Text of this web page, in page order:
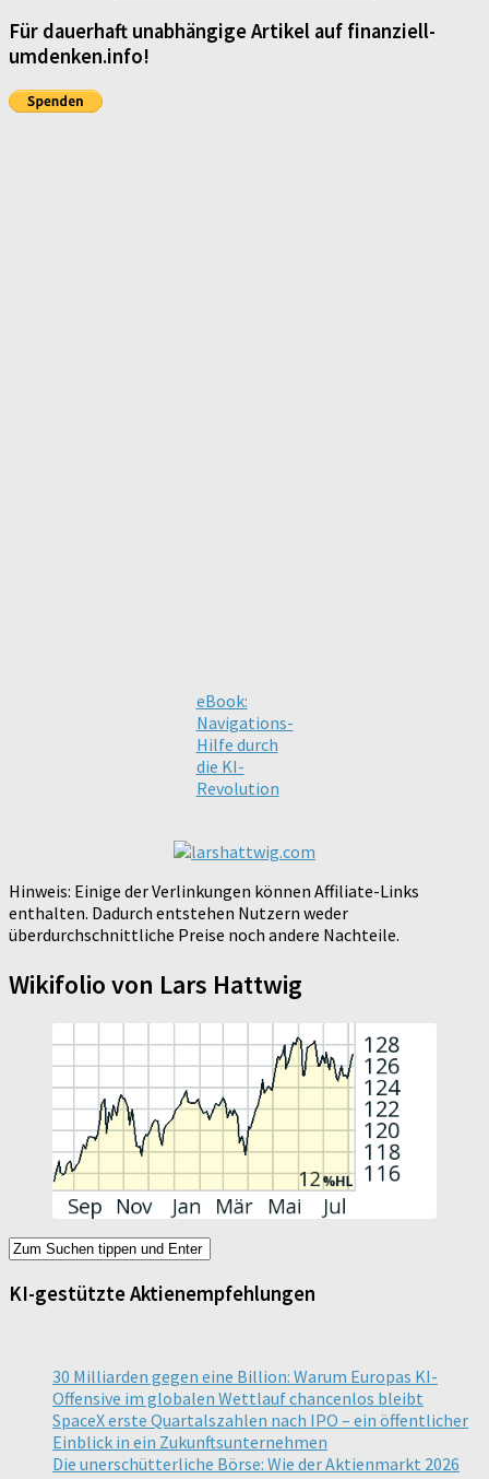
Für dauerhaft unabhängige Artikel auf finanziell-
umdenken.info!
eBook:
Navigations-
Hilfe durch
die KI-
Revolution
Hinweis: Einige der Verlinkungen können Affiliate-Links
enthalten. Dadurch entstehen Nutzern weder
überdurchschnittliche Preise noch andere Nachteile.
Wikifolio von Lars Hattwig
KI-gestützte Aktienempfehlungen
30 Milliarden gegen eine Billion: Warum Europas KI-
Offensive im globalen Wettlauf chancenlos bleibt
SpaceX erste Quartalszahlen nach IPO – ein öffentlicher
Einblick in ein Zukunftsunternehmen
Die unerschütterliche Börse: Wie der Aktienmarkt 2026